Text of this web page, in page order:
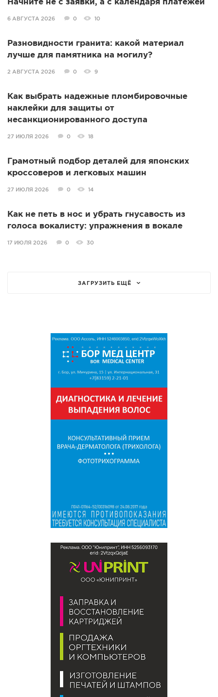
Начните не с заявки, а с календаря платежей
6 АВГУСТА 2026 0 10
Разновидности гранита: какой материал
лучше для памятника на могилу?
2 АВГУСТА 2026 0 9
Как выбрать надежные пломбировочные
наклейки для защиты от
несанкционированного доступа
27 ИЮЛЯ 2026 0 18
Грамотный подбор деталей для японских
кроссоверов и легковых машин
27 ИЮЛЯ 2026 0 14
Как не петь в нос и убрать гнусавость из
голоса вокалисту: упражнения в вокале
17 ИЮЛЯ 2026 0 30
ЗАГРУЗИТЬ ЕЩЁ